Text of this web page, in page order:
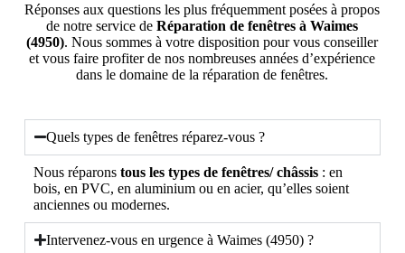
Réponses aux questions les plus fréquemment posées à propos
de notre service deRéparation de fenêtres à Waimes
(4950). Nous sommes à votre disposition pour vous conseiller
et vous faire profiter de nos nombreuses années d’expérience
dans le domaine de la réparation de fenêtres.
Quels types de fenêtres réparez-vous ?
Nous réparons tous les types de fenêtres/ châssis: en
bois, en PVC, en aluminium ou en acier, qu’elles soient
anciennes ou modernes.
Intervenez-vous en urgence à Waimes (4950) ?